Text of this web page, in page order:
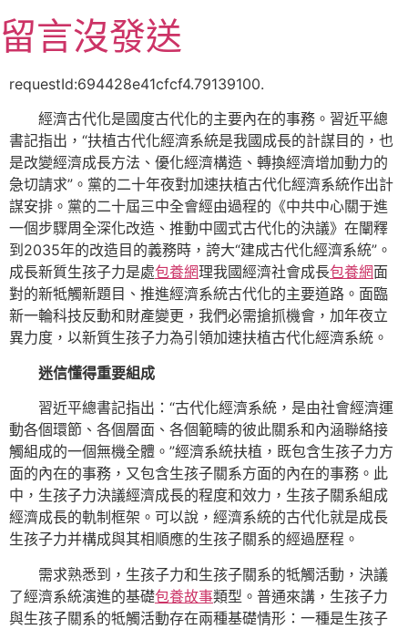
至
主
留言沒發送
requestId:694428e41cfcf4.79139100.
經濟古代化是國度古代化的主要內在的事務。習近平總
書記指出，“扶植古代化經濟系統是我國成長的計謀目的，也
是改變經濟成長方法、優化經濟構造、轉換經濟增加動力的
急切請求”。黨的二十年夜對加速扶植古代化經濟系統作出計
謀安排。黨的二十屆三中全會經由過程的《中共中心關于進
一個步驟周全深化改造、推動中國式古代化的決議》在闡釋
到2035年的改造目的義務時，誇大“建成古代化經濟系統”。
成長新質生孩子力是處包養網理我國經濟社會成長包養網面
對的新牴觸新題目、推進經濟系統古代化的主要道路。面臨
新一輪科技反動和財產變更，我們必需搶抓機會，加年夜立
異力度，以新質生孩子力為引領加速扶植古代化經濟系統。
迷信懂得重要組成
習近平總書記指出：“古代化經濟系統，是由社會經濟運
動各個環節、各個層面、各個範疇的彼此關系和內涵聯絡接
觸組成的一個無機全體。”經濟系統扶植，既包含生孩子力方
面的內在的事務，又包含生孩子關系方面的內在的事務。此
中，生孩子力決議經濟成長的程度和效力，生孩子關系組成
經濟成長的軌制框架。可以說，經濟系統的古代化就是成長
生孩子力并構成與其相順應的生孩子關系的經過歷程。
需求熟悉到，生孩子力和生孩子關系的牴觸活動，決議
了經濟系統演進的基礎包養故事類型。普通來講，生孩子力
與生孩子關系的牴觸活動存在兩種基礎情形：一種是生孩子